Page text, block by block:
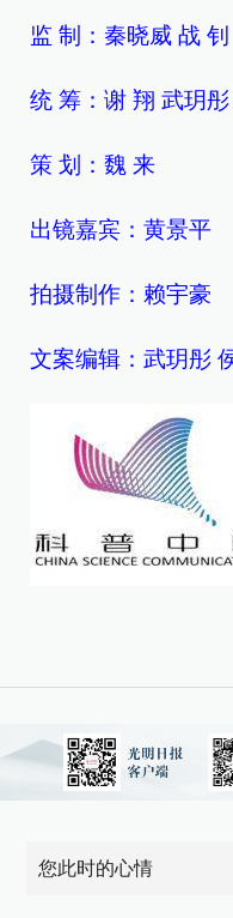
监 制：秦晓威 战 钊
统 筹：谢 翔 武玥
策 划：魏 来
出镜嘉宾：黄景平
拍摄制作：赖宇豪
文案编辑：武玥彤
您此时的心情